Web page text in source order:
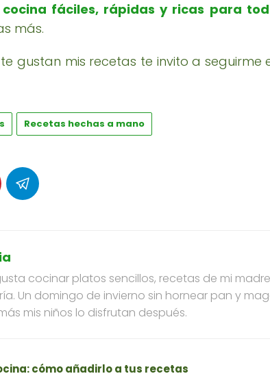
cocina fáciles, rápidas y ricas para
más.
gustan mis recetas te invito a seguirme
Recetas hechas a mano
cocinar platos sencillos, recetas de mi
Un domingo de invierno sin hornear pan y
mis niños lo disfrutan después.
cómo añadirlo a tus recetas